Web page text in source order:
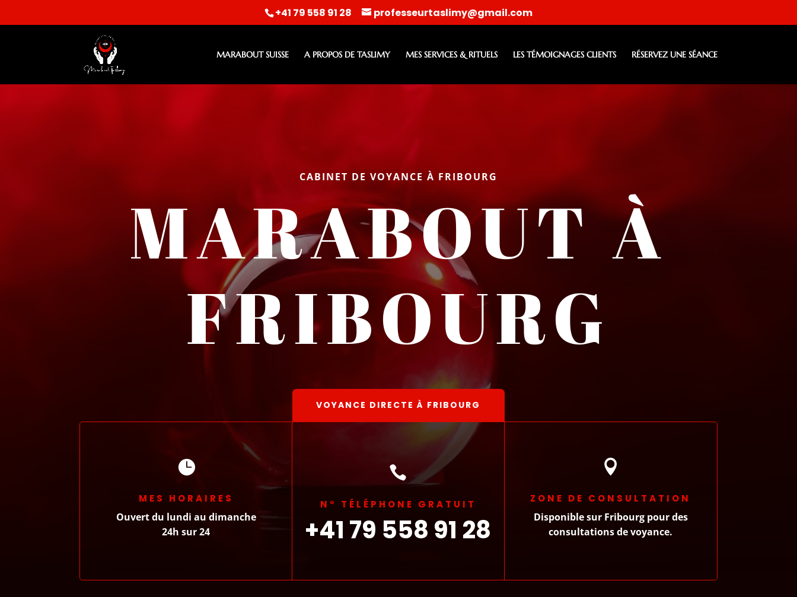
+41 79 558 91 28 professeurtaslimy@gmail.com
MARABOUT SUISSE A PROPOS DE TASLIMY MES SERVICES & RITUELS LES TÉMOIGNAGES CLIENTS RÉSERVEZ UNE SÉANCE
CABINET DE VOYANCE À FRIBOURG
MARABOUT À
FRIBOURG
VOYANCE DIRECTE À FRIBOURG

MES HORAIRES
Ouvert du lundi au dimanche
24h sur 24

N° TÉLÉPHONE GRATUIT
+41 79 558 91 28

ZONE DE CONSULTATION
Disponible sur Fribourg pour des
consultations de voyance.